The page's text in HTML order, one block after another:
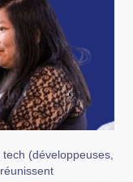
(développeuses,